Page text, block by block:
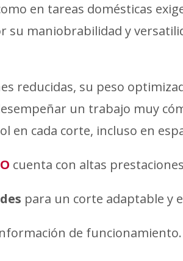
en tareas domésticas
su maniobrabilidad y
reducidas, su peso
un trabajo muy
en cada corte, incluso en
cuenta con altas
para un corte adaptable y
de funcionamiento.